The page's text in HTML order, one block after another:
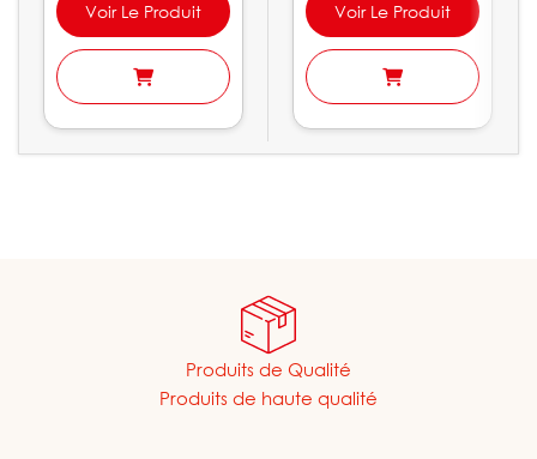
Voir Le Produit Voir Le Produit
Produits de Qualité
Produits de haute qualité